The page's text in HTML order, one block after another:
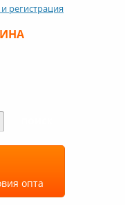
регистрация
опта